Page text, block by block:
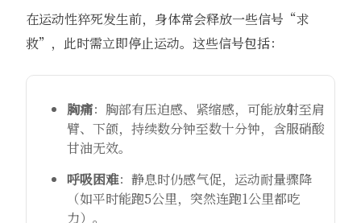
在运动性猝死发生前，身体常会释放一些信号“求
救”，此时需立即停止运动。这些信号包括：
胸痛：胸部有压迫感、紧缩感，可能放射至肩
臂、下颌，持续数分钟至数十分钟，含服硝酸
甘油无效。
呼吸困难：静息时仍感气促，运动耐量骤降
（如平时能跑5公里，突然连跑1公里都吃
力）。